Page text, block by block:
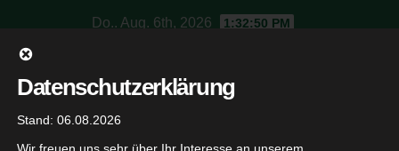
content
Do.. Aug. 6th, 2026 1:32:51 PM
SV Jagdschloss
Schützenverein Baden-Baden
Datenschutzerklärung
Stand: 06.08.2026